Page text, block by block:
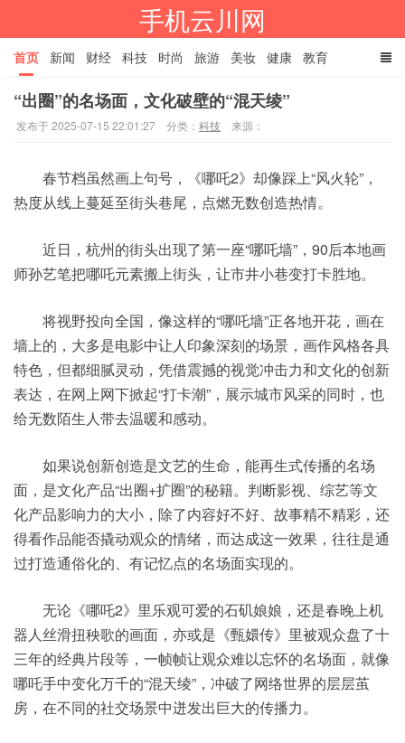
手机云川网
首页 新闻 财经 科技 时尚 旅游 美妆 健康 教育
餐饮 娱乐 体育 家居 TAGS
“出圈”的名场面，文化破壁的“混天绫”
发布于 2025-07-15 22:01:27 分类： 科技 来源：
春节档虽然画上句号，《哪吒2》却像踩上“风火轮”，
热度从线上蔓延至街头巷尾，点燃无数创造热情。
近日，杭州的街头出现了第一座“哪吒墙”，90后本地画
师孙艺笔把哪吒元素搬上街头，让市井小巷变打卡胜地。
将视野投向全国，像这样的“哪吒墙”正各地开花，画在
墙上的，大多是电影中让人印象深刻的场景，画作风格各具
特色，但都细腻灵动，凭借震撼的视觉冲击力和文化的创新
表达，在网上网下掀起“打卡潮”，展示城市风采的同时，也
给无数陌生人带去温暖和感动。
如果说创新创造是文艺的生命，能再生式传播的名场
面，是文化产品“出圈+扩圈”的秘籍。判断影视、综艺等文
化产品影响力的大小，除了内容好不好、故事精不精彩，还
得看作品能否撬动观众的情绪，而达成这一效果，往往是通
过打造通俗化的、有记忆点的名场面实现的。
无论《哪吒2》里乐观可爱的石矶娘娘，还是春晚上机
器人丝滑扭秧歌的画面，亦或是《甄嬛传》里被观众盘了十
三年的经典片段等，一帧帧让观众难以忘怀的名场面，就像
哪吒手中变化万千的“混天绫”，冲破了网络世界的层层茧
房，在不同的社交场景中迸发出巨大的传播力。